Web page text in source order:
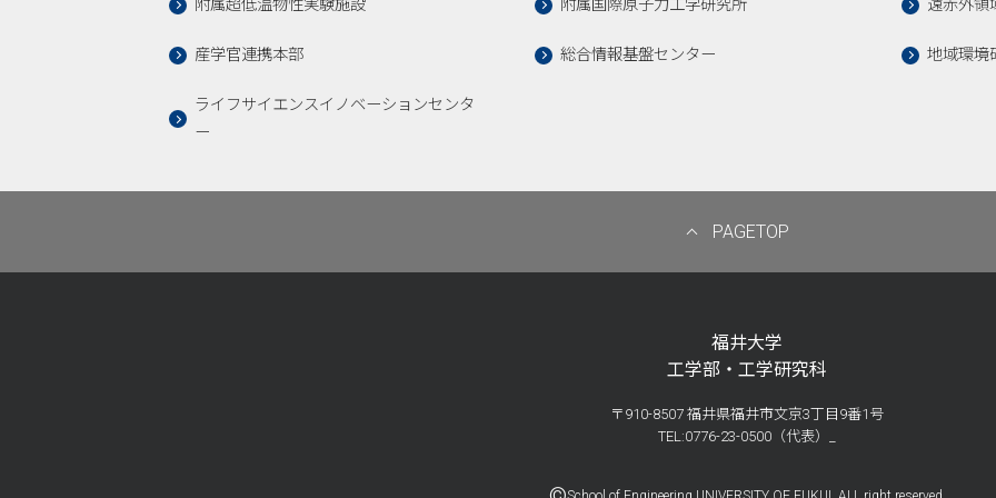
附属超低温物性実験施設 附属国際原子力工学研究所 遠赤外領
産学官連携本部 総合情報基盤センター 地域環境
ライフサイエンスイノベーションセンタ
ー
PAGETOP
福井大学
工学部・工学研究科
〒910-8507 福井県福井市文京3丁目9番1号
TEL:0776-23-0500（代表）_